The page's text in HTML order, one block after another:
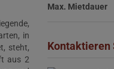
in
steht,
aus 2
Max. Mietdauer
Kontaktieren